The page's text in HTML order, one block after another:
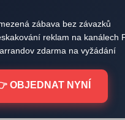
zábava bez závazků
reklam na kanálech
zdarma na vyžádání
OBJEDNAT NYNÍ